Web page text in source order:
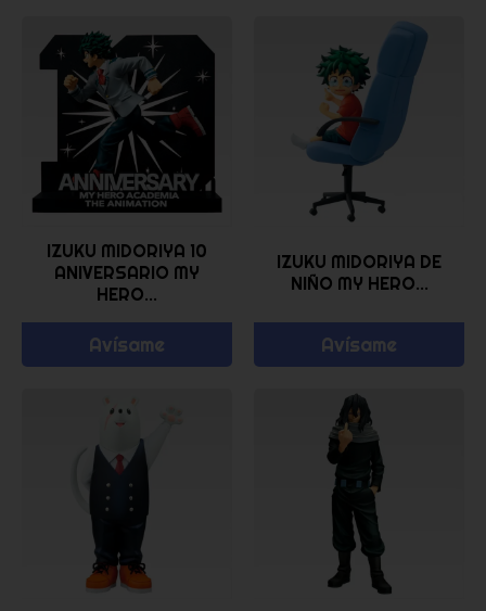
IZUKU MIDORIYA 10
ANIVERSARIO MY
HERO...
Avísame
IZUKU MIDORIYA DE
NIÑO MY HERO...
Avísame